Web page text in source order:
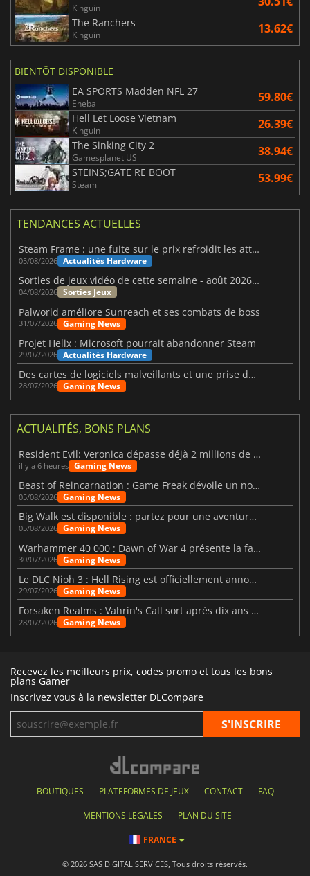
Kinguin
The Ranchers
Kinguin 13.62€
BIENTÔT DISPONIBLE
EA SPORTS Madden NFL 27
Eneba 59.80€
Hell Let Loose Vietnam
Kinguin 26.39€
The Sinking City 2
Gamesplanet US 38.94€
STEINS;GATE RE BOOT
Steam 53.99€
TENDANCES ACTUELLES
Steam Frame : une fuite sur le prix refroidit les attentes VR
05/08/2026 Actualités Hardware
Sorties de jeux vidéo de cette semaine - août 2026 (semaine 32)
04/08/2026 Sorties Jeux
Palworld améliore Sunreach et ses combats de boss
31/07/2026 Gaming News
Projet Helix : Microsoft pourrait abandonner Steam
29/07/2026 Actualités Hardware
Des cartes de logiciels malveillants et une prise de contrôle de Discord ont touché Meccha Chameleon
28/07/2026 Gaming News
ACTUALITÉS, BONS PLANS
Resident Evil: Veronica dépasse déjà 2 millions de wishlists
il y a 6 heures Gaming News
Beast of Reincarnation : Game Freak dévoile un nouveau pari
05/08/2026 Gaming News
Big Walk est disponible : partez pour une aventure entre amis
05/08/2026 Gaming News
Warhammer 40 000 : Dawn of War 4 présente la faction des Nécrons
30/07/2026 Gaming News
Le DLC Nioh 3 : Hell Rising est officiellement annoncé
29/07/2026 Gaming News
Forsaken Realms : Vahrin's Call sort après dix ans de développement
28/07/2026 Gaming News
Recevez les meilleurs prix, codes promo et tous les bons
plans Gamer
Inscrivez vous à la newsletter DLCompare
BOUTIQUES PLATEFORMES DE JEUX CONTACT FAQ
MENTIONS LEGALES PLAN DU SITE
FRANCE
© 2026 SAS DIGITAL SERVICES, Tous droits réservés.